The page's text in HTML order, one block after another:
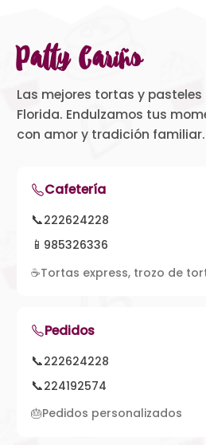
Patty Cariño
Las mejores tortas y pasteles
Florida. Endulzamos tus
con amor y tradición familiar.
Cafetería
📞222624228
📱 985326336
☕Tortas express, trozo de
Pedidos
📞222624228
📞224192574
🎂Pedidos personalizados